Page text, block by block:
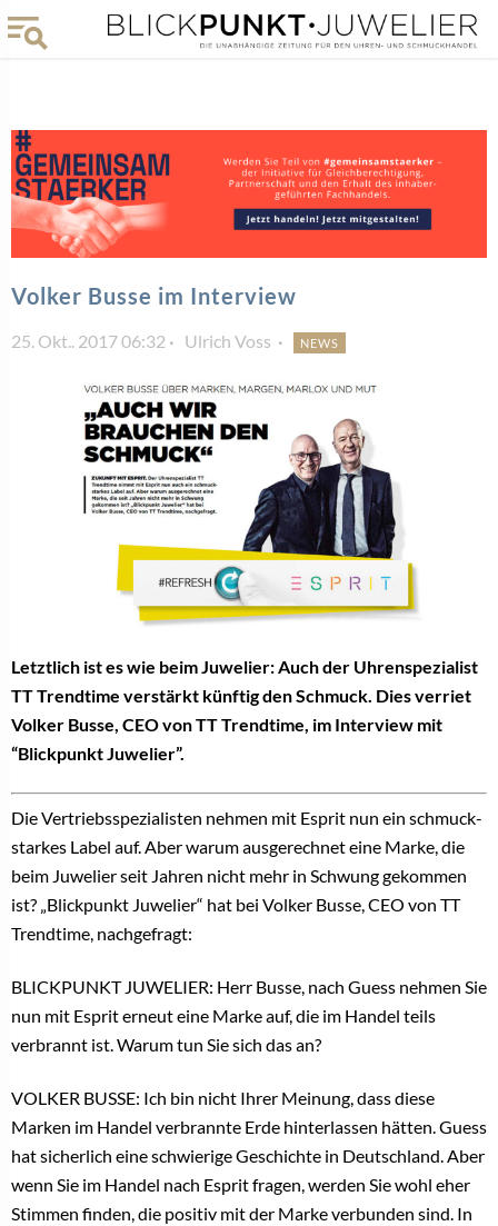
Volker Busse im Interview
25. Okt.. 2017 06:32 Ulrich Voss NEWS
Letztlich ist es wie beim Juwelier: Auch der Uhrenspezialist
TT Trendtime verstärkt künftig den Schmuck. Dies verriet
Volker Busse, CEO von TT Trendtime, im Interview mit
“Blickpunkt Juwelier”.
Die Vertriebsspezialisten nehmen mit Esprit nun ein schmuck-
starkes Label auf. Aber warum ausgerechnet eine Marke, die
beim Juwelier seit Jahren nicht mehr in Schwung gekommen
ist? „Blickpunkt Juwelier“ hat bei Volker Busse, CEO von TT
Trendtime, nachgefragt:
BLICKPUNKT JUWELIER: Herr Busse, nach Guess nehmen Sie
nun mit Esprit erneut eine Marke auf, die im Handel teils
verbrannt ist. Warum tun Sie sich das an?
VOLKER BUSSE: Ich bin nicht Ihrer Meinung, dass diese
Marken im Handel verbrannte Erde hinterlassen hätten. Guess
hat sicherlich eine schwierige Geschichte in Deutschland. Aber
wenn Sie im Handel nach Esprit fragen, werden Sie wohl eher
Stimmen finden, die positiv mit der Marke verbunden sind. In